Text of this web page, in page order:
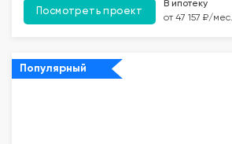
Посмотреть проект
В ипотеку
от 47 157 ₽/мес.
Популярный